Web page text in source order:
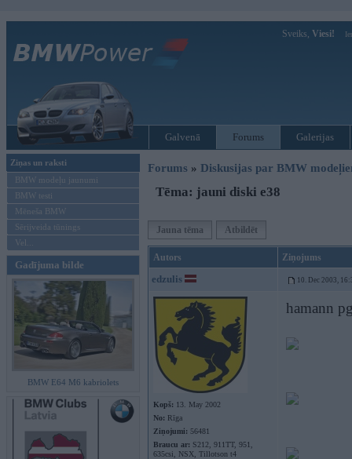
Sveiks, Viesi!
Galvenā Forums Galerijas
Ziņas un raksti
BMW modeļu jaunumi
BMW testi
Mēneša BMW
Sērijveida tūnings
Vel...
Gadījuma bilde
BMW E64 M6 kabriolets
Forums » Diskusijas par BMW
Tēma: jauni diski e38
Jauna tēma Atbildēt
Autors Ziņojums
edzulis 10. Dec 2003,
Kopš: 13. May 2002
No: Rīga
Ziņojumi: 56481
Braucu ar: S212, 911TT, 951,
635csi, NSX, Tillotson t4
hamann